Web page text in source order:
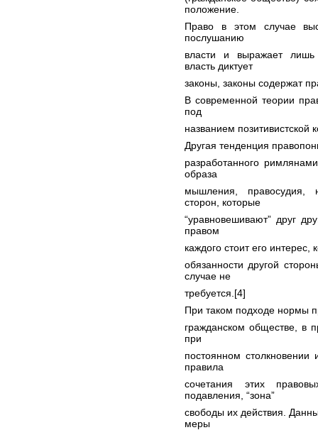
положение.
Право в этом случае
послушанию
власти и выражает лишь
власть диктует
законы, законы содержат
В современной теории
под
названием позитивистской
Другая тенденция
разработанного
образа
мышления, правосудия,
сторон, которые
“уравновешивают” друг
правом
каждого стоит его
обязанности другой
случае не
требуется.[4]
При таком подходе нормы
гражданском обществе, в
при
постоянном
правила
сочетания этих
подавления, “зона”
свободы их действия.
меры